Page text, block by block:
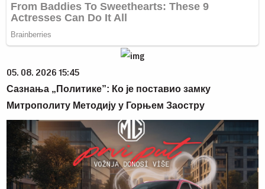
05. 08. 2026 15:45
Сазнања „Политике”: Ко је поставио замку
Митрополиту Методију у Горњем Заостру